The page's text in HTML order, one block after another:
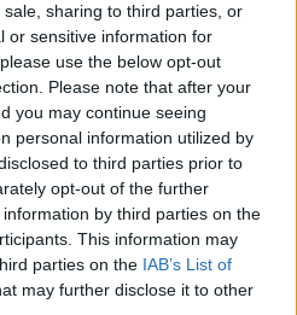
sharing to third parties, or
or sensitive information for
use the below opt-out
Please note that after your
you may continue seeing
personal information utilized by
to third parties prior to
opt-out of the further
by third parties on the
This information may
parties on the IAB’s List of
may further disclose it to other
ο Μέριλιν Μάνσον -
του ντοκιμαντέρ
για την κακοποίηση
για τον Μπράιαν
κόσμο με το όνομα
να λέει η
Έβαν Ρέιτσελ Γουντ